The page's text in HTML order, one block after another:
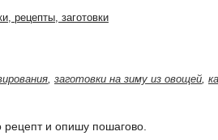
рецепты, заготовки
, заготовки на зиму из овощей,
рецепт и опишу пошагово.